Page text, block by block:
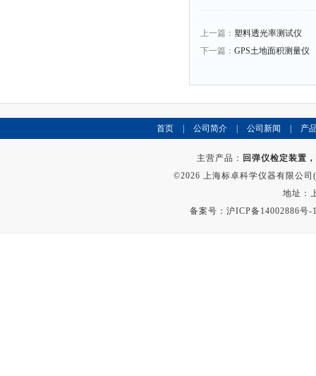
上一篇： 塑料透光率测试仪
下一篇： GPS土地面积测量仪
首页 公司简介 公司新闻 产
主营产品： 回弹仪检定装置
©2026 上海标卓科学仪器有限公
地址：
备案号：沪ICP备14002886号-